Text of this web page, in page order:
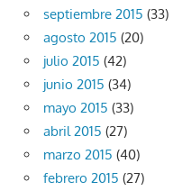
septiembre 2015 (33)
agosto 2015 (20)
julio 2015 (42)
junio 2015 (34)
mayo 2015 (33)
abril 2015 (27)
marzo 2015 (40)
febrero 2015 (27)